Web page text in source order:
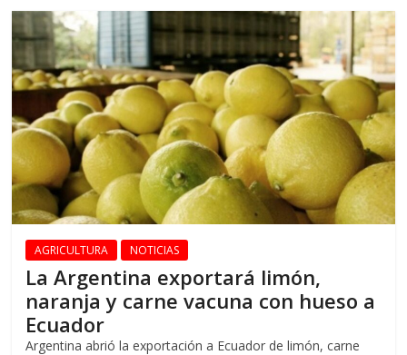
AGRICULTURA NOTICIAS
La Argentina exportará limón,
naranja y carne vacuna con hueso a
Ecuador
Argentina abrió la exportación a Ecuador de limón, carne